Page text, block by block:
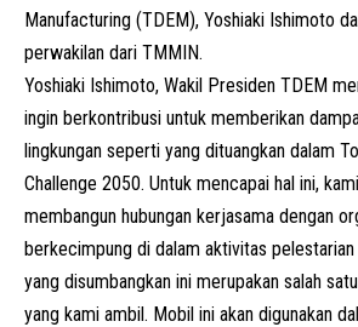
Manufacturing (TDEM), Yoshiaki Ishimoto
perwakilan dari TMMIN.
Yoshiaki Ishimoto, Wakil Presiden TDEM
ingin berkontribusi untuk memberikan
lingkungan seperti yang dituangkan dalam
Challenge 2050. Untuk mencapai hal ini,
membangun hubungan kerjasama dengan
berkecimpung di dalam aktivitas pelestarian
yang disumbangkan ini merupakan salah
yang kami ambil. Mobil ini akan digunakan